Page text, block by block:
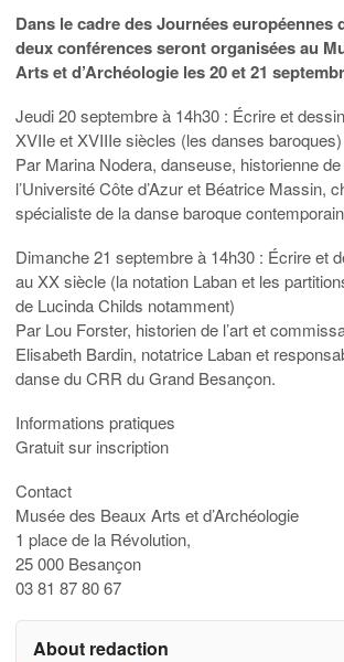
Dans le cadre des Journées européennes
deux conférences seront organisées au
Arts et d’Archéologie les 20 et 21
Jeudi 20 septembre à 14h30 : Écrire et
XVIIe et XVIIIe siècles (les danses baroques)
Par Marina Nodera, danseuse, historienne
l’Université Côte d’Azur et Béatrice Massin,
spécialiste de la danse baroque
Dimanche 21 septembre à 14h30 : Écrire et
au XX siècle (la notation Laban et les
de Lucinda Childs notamment)
Par Lou Forster, historien de l’art et
Elisabeth Bardin, notatrice Laban et
danse du CRR du Grand Besançon.
Informations pratiques
Gratuit sur inscription
Contact
Musée des Beaux Arts et d’Archéologie
1 place de la Révolution,
25 000 Besançon
03 81 87 80 67
About redaction